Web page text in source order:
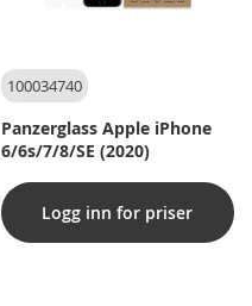
100034740
Panzerglass Apple iPhone
6/6s/7/8/SE (2020)
Logg inn for priser